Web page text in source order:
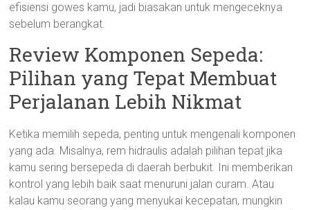
efisiensi gowes kamu, jadi biasakan untuk mengeceknya
sebelum berangkat.
Review Komponen Sepeda:
Pilihan yang Tepat Membuat
Perjalanan Lebih Nikmat
Ketika memilih sepeda, penting untuk mengenali komponen
yang ada. Misalnya, rem hidraulis adalah pilihan tepat jika
kamu sering bersepeda di daerah berbukit. Ini memberikan
kontrol yang lebih baik saat menuruni jalan curam. Atau
kalau kamu seorang yang menyukai kecepatan, mungkin